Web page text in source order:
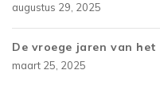
augustus 29, 2025
De vroege jaren van
maart 25, 2025